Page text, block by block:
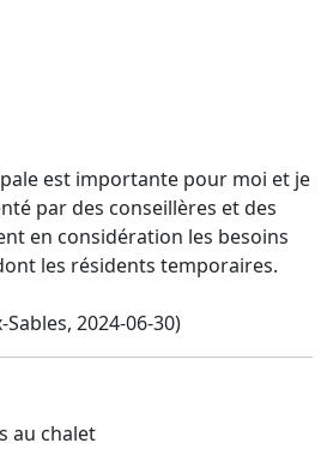
est importante pour moi et je
par des conseillères et des
en considération les besoins
les résidents temporaires.
Sables, 2024-06-30)
au chalet